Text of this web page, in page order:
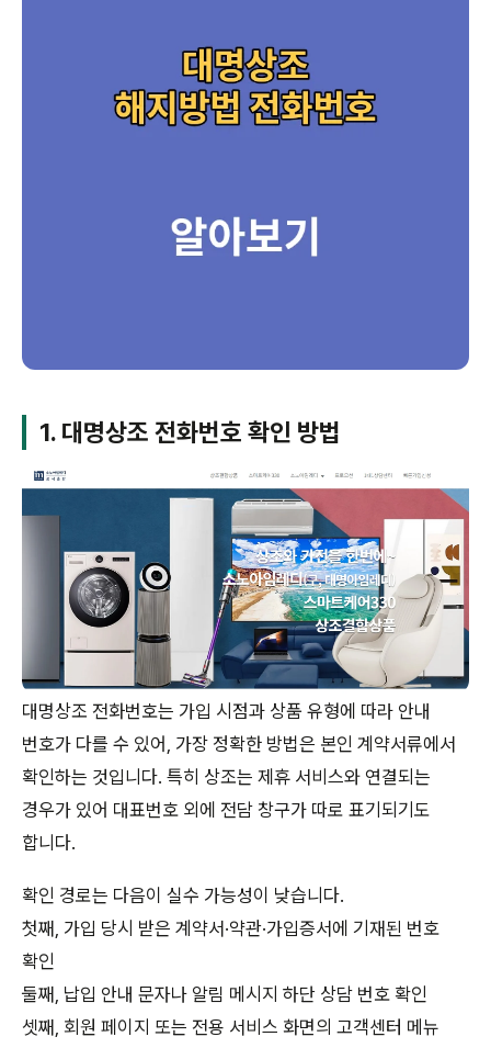
1. 대명상조 전화번호 확인 방법
대명상조 전화번호는 가입 시점과 상품 유형에 따라 안내
번호가 다를 수 있어, 가장 정확한 방법은 본인 계약서류에서
확인하는 것입니다. 특히 상조는 제휴 서비스와 연결되는
경우가 있어 대표번호 외에 전담 창구가 따로 표기되기도
합니다.
확인 경로는 다음이 실수 가능성이 낮습니다.
첫째, 가입 당시 받은 계약서·약관·가입증서에 기재된 번호
확인
둘째, 납입 안내 문자나 알림 메시지 하단 상담 번호 확인
셋째, 회원 페이지 또는 전용 서비스 화면의 고객센터 메뉴